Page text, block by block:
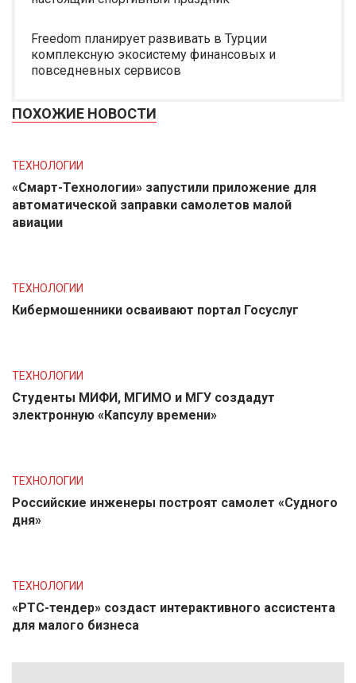
Freedom планирует развивать в Турции
комплексную экосистему финансовых и
повседневных сервисов
ПОХОЖИЕ НОВОСТИ
ТЕХНОЛОГИИ
«Смарт-Технологии» запустили приложение для
автоматической заправки самолетов малой
авиации
ТЕХНОЛОГИИ
Кибермошенники осваивают портал Госуслуг
ТЕХНОЛОГИИ
Студенты МИФИ, МГИМО и МГУ создадут
электронную «Капсулу времени»
ТЕХНОЛОГИИ
Российские инженеры построят самолет «Судного
дня»
ТЕХНОЛОГИИ
«РТС-тендер» создаст интерактивного ассистента
для малого бизнеса